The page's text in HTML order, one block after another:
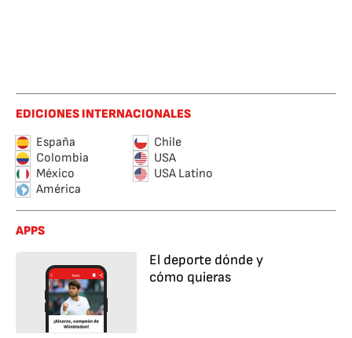
EDICIONES INTERNACIONALES
España
Chile
Colombia
USA
México
USA Latino
América
APPS
El deporte dónde y
cómo quieras